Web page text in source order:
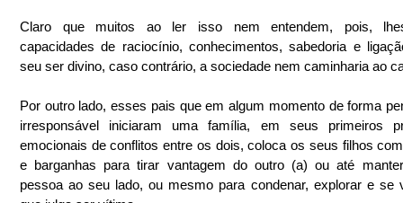
Claro que muitos ao ler isso nem entendem, pois,
capacidades de raciocínio, conhecimentos, sabedoria e
seu ser divino, caso contrário, a sociedade nem caminharia ao
Por outro lado, esses pais que em algum momento de forma
irresponsável iniciaram uma família, em seus primeiros
emocionais de conflitos entre os dois, coloca os seus filhos
e barganhas para tirar vantagem do outro (a) ou até
pessoa ao seu lado, ou mesmo para condenar, explorar e se